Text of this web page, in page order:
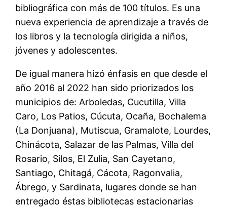
bibliográfica con más de 100 títulos. Es una
nueva experiencia de aprendizaje a través de
los libros y la tecnología dirigida a niños,
jóvenes y adolescentes.
De igual manera hizó énfasis en que desde el
año 2016 al 2022 han sido priorizados los
municipios de: Arboledas, Cucutilla, Villa
Caro, Los Patios, Cúcuta, Ocaña, Bochalema
(La Donjuana), Mutiscua, Gramalote, Lourdes,
Chinácota, Salazar de las Palmas, Villa del
Rosario, Silos, El Zulia, San Cayetano,
Santiago, Chitagá, Cácota, Ragonvalia,
Ábrego, y Sardinata, lugares donde se han
entregado éstas bibliotecas estacionarias